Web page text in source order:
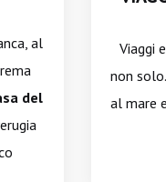
al
del
Viaggi
non
al mare